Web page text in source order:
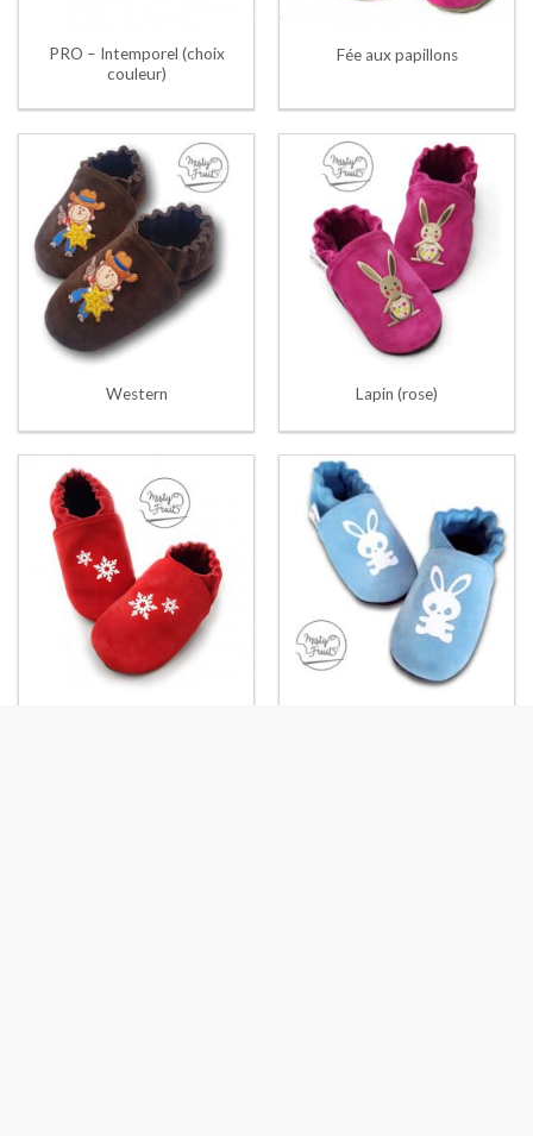
PRO – Intemporel (choix
couleur)
Fée aux papillons
Western Lapin (rose)